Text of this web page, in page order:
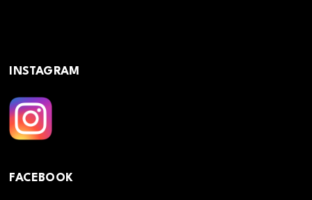
INSTAGRAM
FACEBOOK